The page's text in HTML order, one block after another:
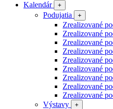
Kalendár
+
Podujatia +
Zrealizované
Zrealizované
Zrealizované
Zrealizované
Zrealizované
Zrealizované
Zrealizované
Zrealizované
Zrealizované
Výstavy
+